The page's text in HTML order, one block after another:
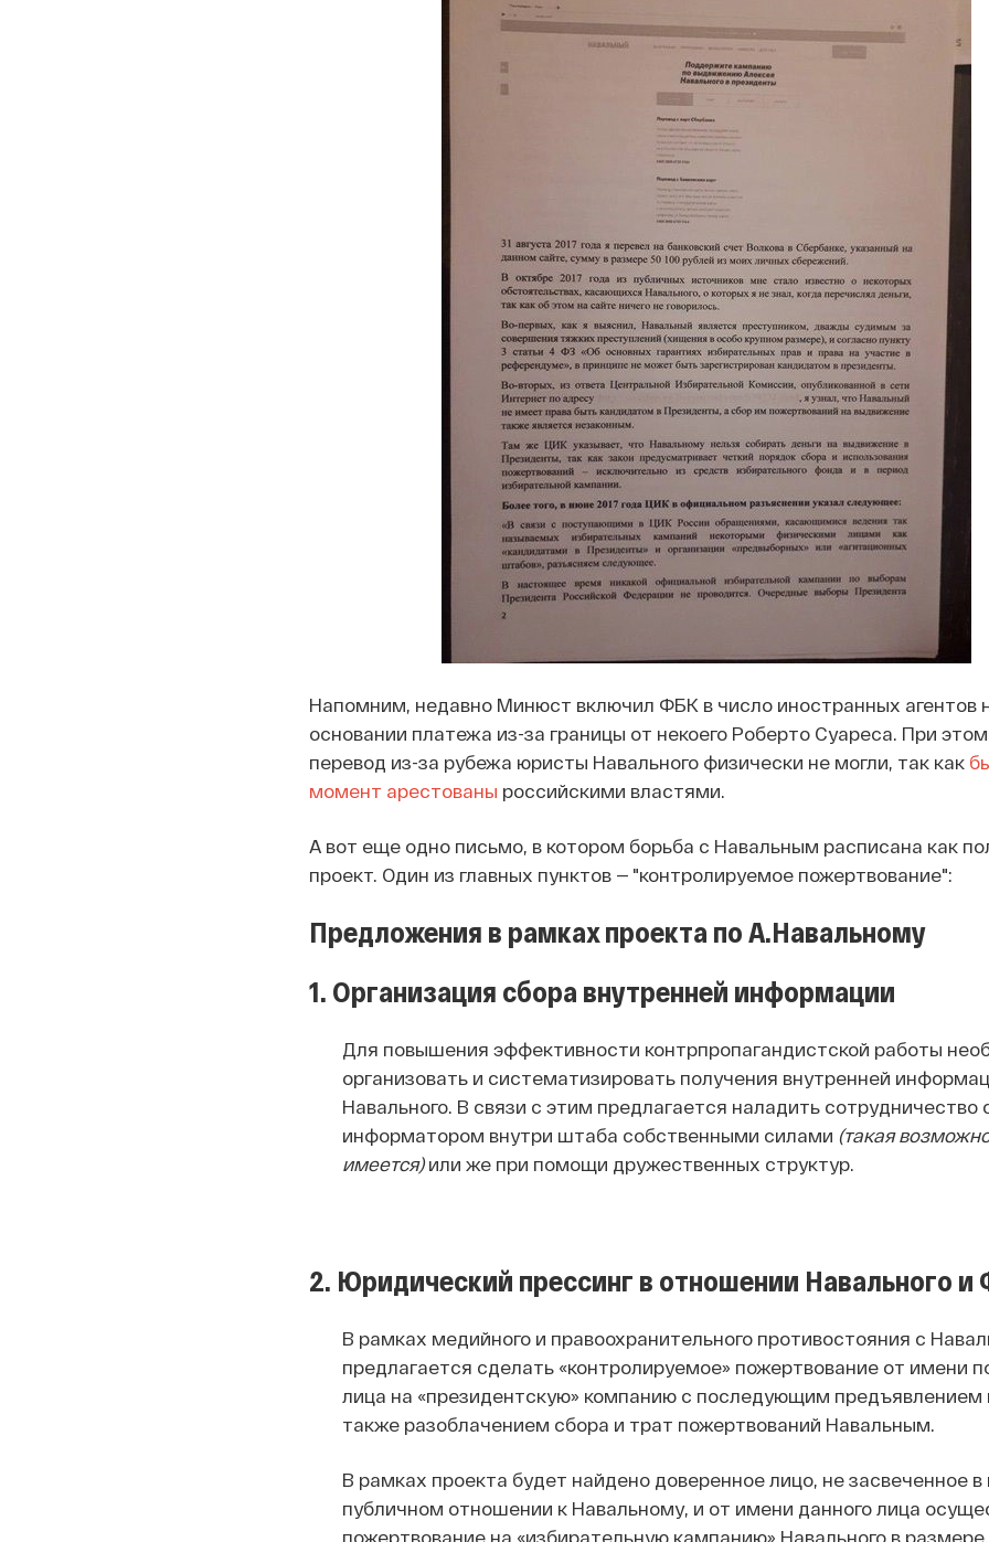
Напомним, недавно Минюст включил ФБК в число иностранных агентов
основании платежа из-за границы от некоего Роберто Суареса. При
перевод из-за рубежа юристы Навального физически не могли, так как
момент арестованы российскими властями.
А вот еще одно письмо, в котором борьба с Навальным расписана как
проект. Один из главных пунктов — "контролируемое пожертвование":
Предложения в рамках проекта по А.Навальному
1. Организация сбора внутренней информации
Для повышения эффективности контрпропагандистской работы
организовать и систематизировать получения внутренней
Навального. В связи с этим предлагается наладить сотрудничество
информатором внутри штаба собственными силами (такая
имеется)или же при помощи дружественных структур.
2. Юридический прессинг в отношении Навального и
В рамках медийного и правоохранительного противостояния с
предлагается сделать «контролируемое» пожертвование от имени
лица на «президентскую» компанию с последующим предъявлением
также разоблачением сбора и трат пожертвований Навальным.
В рамках проекта будет найдено доверенное лицо, не засвеченное в
публичном отношении к Навальному, и от имени данного лица
пожертвование на «избирательную кампанию» Навального в